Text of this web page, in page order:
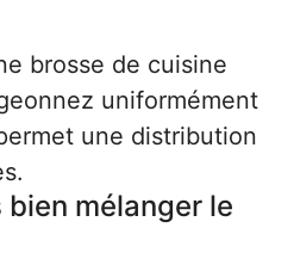
brosse de cuisine
uniformément
une distribution
bien mélanger le